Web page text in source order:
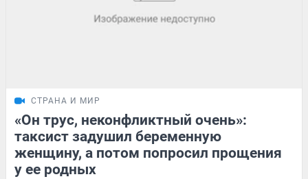
СТРАНА И МИР
«Он трус, неконфликтный очень»:
таксист задушил беременную
женщину, а потом попросил прощения
у ее родных